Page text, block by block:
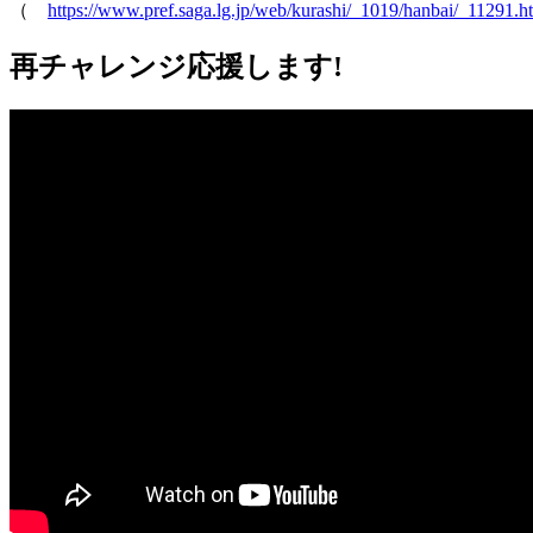
（ https://www.pref.saga.lg.jp/web/kurashi/_1019/hanbai/
再チャレンジ応援します!